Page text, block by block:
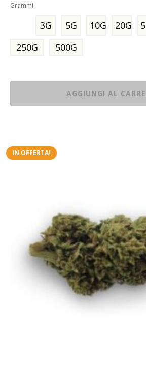
Grammi
3G 5G 10G 20G
250G
500G
AGGIUNGI AL
IN OFFERTA!